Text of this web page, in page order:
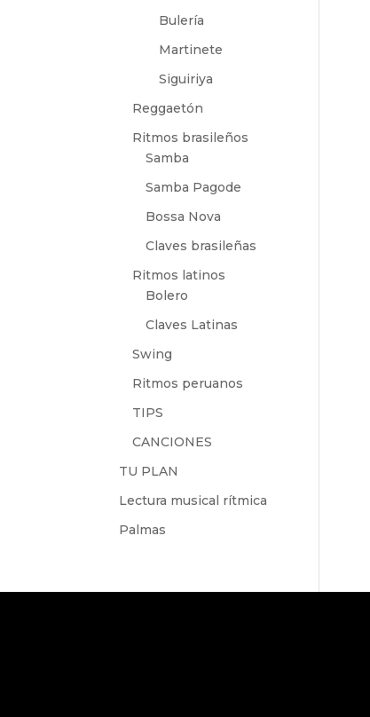
Bulería
Martinete
Siguiriya
Reggaetón
Ritmos brasileños
Samba
Samba Pagode
Bossa Nova
Claves brasileñas
Ritmos latinos
Bolero
Claves Latinas
Swing
Ritmos peruanos
TIPS
CANCIONES
TU PLAN
Lectura musical rítmica
Palmas